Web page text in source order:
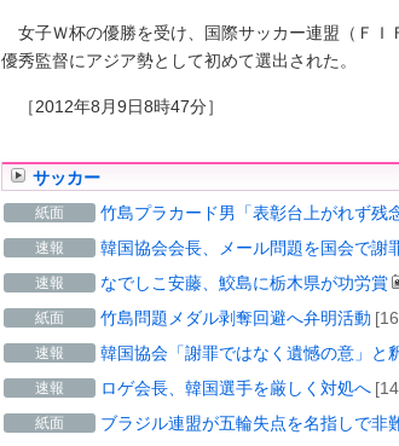
女子Ｗ杯の優勝を受け、国際サッカー連盟（ＦＩ
優秀監督にアジア勢として初めて選出された。
［2012年8月9日8時47分］
サッカー
紙面 竹島プラカード男「表彰台上がれず残念
速報 韓国協会会長、メール問題を国会で謝
速報 なでしこ安藤、鮫島に栃木県が功労賞
紙面 竹島問題メダル剥奪回避へ弁明活動
速報 韓国協会「謝罪ではなく遺憾の意」と
速報 ロゲ会長、韓国選手を厳しく対処へ
紙面 ブラジル連盟が五輪失点を名指しで非